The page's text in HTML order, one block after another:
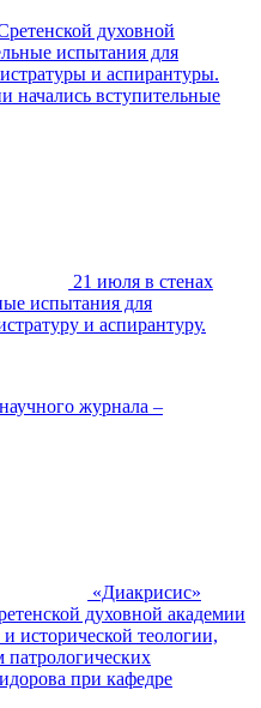
духовной
испытания для
и аспирантуры.
начались вступительные
21 июля в стенах
испытания для
и аспирантуру.
журнала –
«Диакрисис»
духовной академии
исторической теологии,
при кафедре